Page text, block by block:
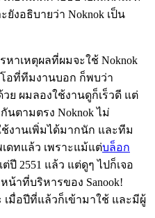
ยังอธิบายว่า Noknok เป็น
าเหตุผลที่ผมจะใช้ Noknok
อที่ทีมงานบอก ก็พบว่า
วย ผมลองใช้งานดูก็เร็วดี แต่
นตามตรง Noknok ไม่
งานเพิ่มได้มากนัก และทีม
ดทแล้ว เพราะแม้แต่บล็อก
ปี 2551 แล้ว แต่ดูๆ ไปก็เจอ
าที่บริหารของ Sanook!
เมื่อปีที่แล้วก็เข้ามาใช้ และมีผู้